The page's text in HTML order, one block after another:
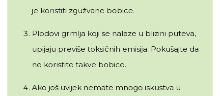
je koristiti zgužvane bobice.
Plodovi grmlja koji se nalaze u blizini puteva,
upijaju previše toksičnih emisija. Pokušajte da
ne koristite takve bobice.
Ako još uvijek nemate mnogo iskustva u